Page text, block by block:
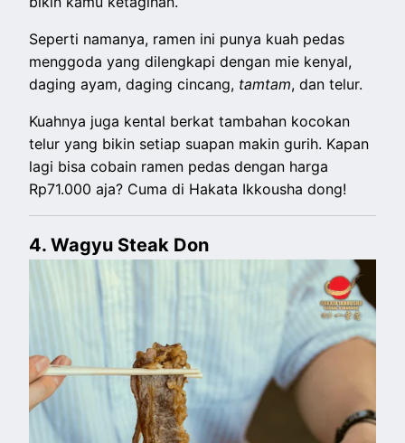
Seperti namanya, ramen ini punya kuah pedas
menggoda yang dilengkapi dengan mie kenyal,
daging ayam, daging cincang, tamtam, dan telur.
Kuahnya juga kental berkat tambahan kocokan
telur yang bikin setiap suapan makin gurih. Kapan
lagi bisa cobain ramen pedas dengan harga
Rp71.000 aja? Cuma di Hakata Ikkousha dong!
4. Wagyu Steak Don